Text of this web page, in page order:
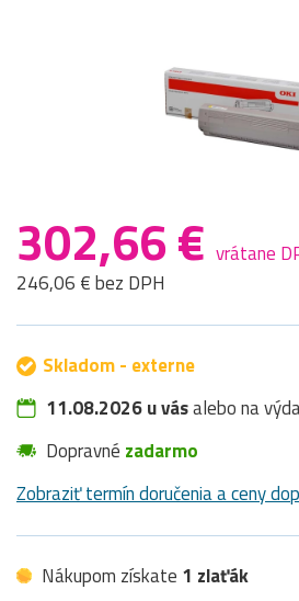
302,66 € vrátane
246,06 € bez DPH
Skladom - externe
11.08.2026 u vásalebo na
Dopravné zadarmo
Zobraziť termín doručenia a ceny
Nákupom získate 1 zlaťák